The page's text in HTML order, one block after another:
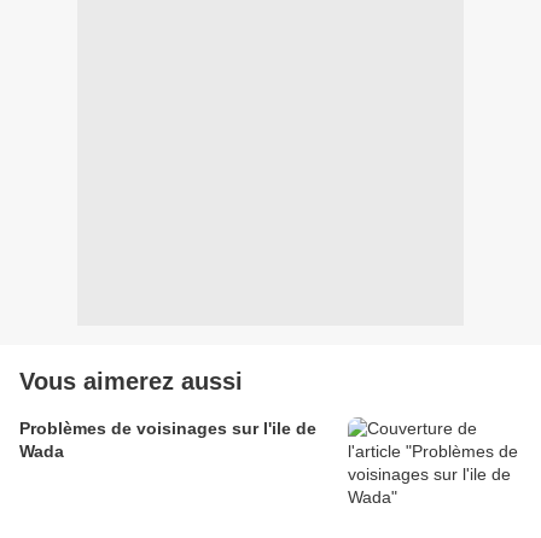
Vous aimerez aussi
Problèmes de voisinages sur l'ile de
Wada